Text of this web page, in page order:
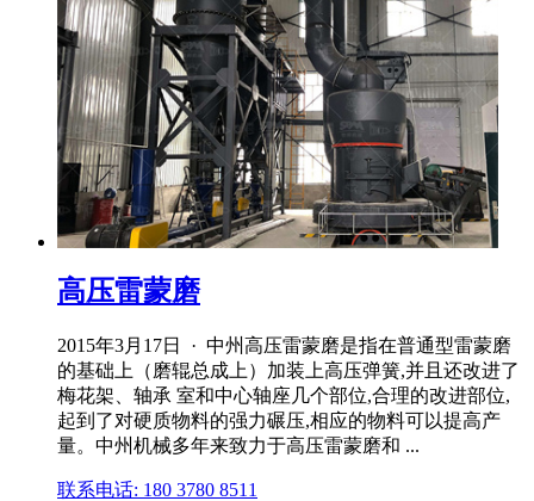
高压雷蒙磨
2015年3月17日 · 中州高压雷蒙磨是指在普通型雷蒙磨
的基础上（磨辊总成上）加装上高压弹簧,并且还改进了
梅花架、轴承 室和中心轴座几个部位,合理的改进部位,
起到了对硬质物料的强力碾压,相应的物料可以提高产
量。中州机械多年来致力于高压雷蒙磨和 ...
联系电话: 180 3780 8511